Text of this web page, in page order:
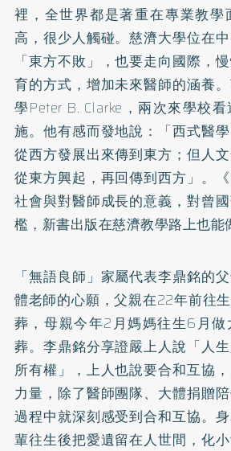
裡，全世界都是著重在專業教學
高，很少人觸碰。慈濟大學位在
「東方不敗」，也要走向國際，
育的方式，增加未來醫師的涵養
學Peter B. Clarke，兩次來學校
施。他有感而發地說：「西式醫
從西方發展出來傳到東方；但人
從東方興起，再回傳到西方」。
社會與對醫師成長的意義，對曾
檻，新書出版在慈濟教學路上也能
「無語良師」家屬代表李鼎銘的
體老師的心願，父親在22年前往
葬，母親今年2月媽媽往生6月
葬。李鼎銘分享證嚴上人說「人
所有權」，上人也說要合和互協
力量，除了醫師團隊、大體捐贈
過程中就深刻感受到合和互協。
輩往生後把愛遺留在人世間，化